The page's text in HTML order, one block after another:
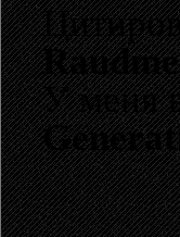
У меня